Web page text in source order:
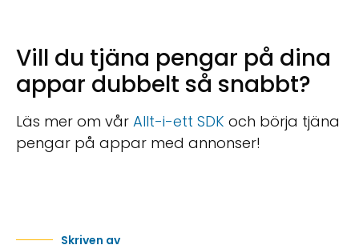
Vill du tjäna pengar på dina
appar dubbelt så snabbt?
Läs mer om vår Allt-i-ett SDK och börja tjäna
pengar på appar med annonser!
Skriven av